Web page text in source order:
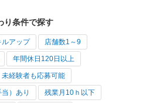
り条件で探す
ルアップ 店舗数1～9
年間休日120日以上
未経験者も応募可能
）あり 残業月10ｈ以下